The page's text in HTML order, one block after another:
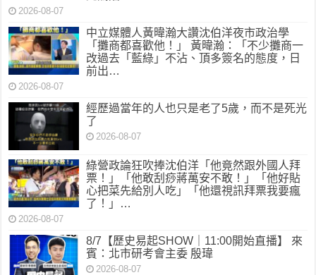
2026-08-07
中立媒體人黃暐瀚大讚沈伯洋夜市政治學
「攤商都喜歡他！」 黃暐瀚：「不少攤商一
改過去「藍綠」不沾、頂多簽名的態度，日
前出…
2026-08-07
經歷過當年的人也只是老了5歲，而不是死光
了
2026-08-07
綠營政論狂吹捧沈伯洋「他竟然跟外國人拜
票！」「他敢刮痧蔣萬安不敢！」「他好貼
心把菜先給別人吃」「他還視訊拜票我要瘋
了！」…
2026-08-07
8/7【歷史易起SHOW｜11:00開始直播】 來
賓：北市研考會主委 殷瑋
2026-08-07